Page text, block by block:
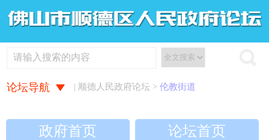
论坛导航 | 顺德人民政府论坛 > 伦教街道
政府首页
论坛首页